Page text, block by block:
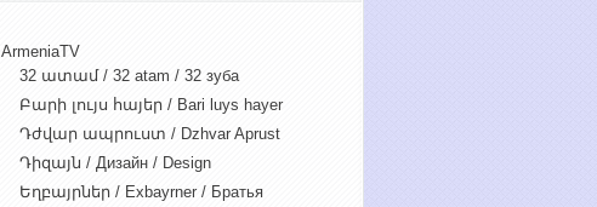
ArmeniaTV
32 ատամ / 32 atam / 32 зуба
Բարի լույս հայեր / Bari luys hayer
Դժվար ապրուստ / Dzhvar Aprust
Դիզայն / Дизайн / Design
Եղբայրներ / Exbayrner / Братья